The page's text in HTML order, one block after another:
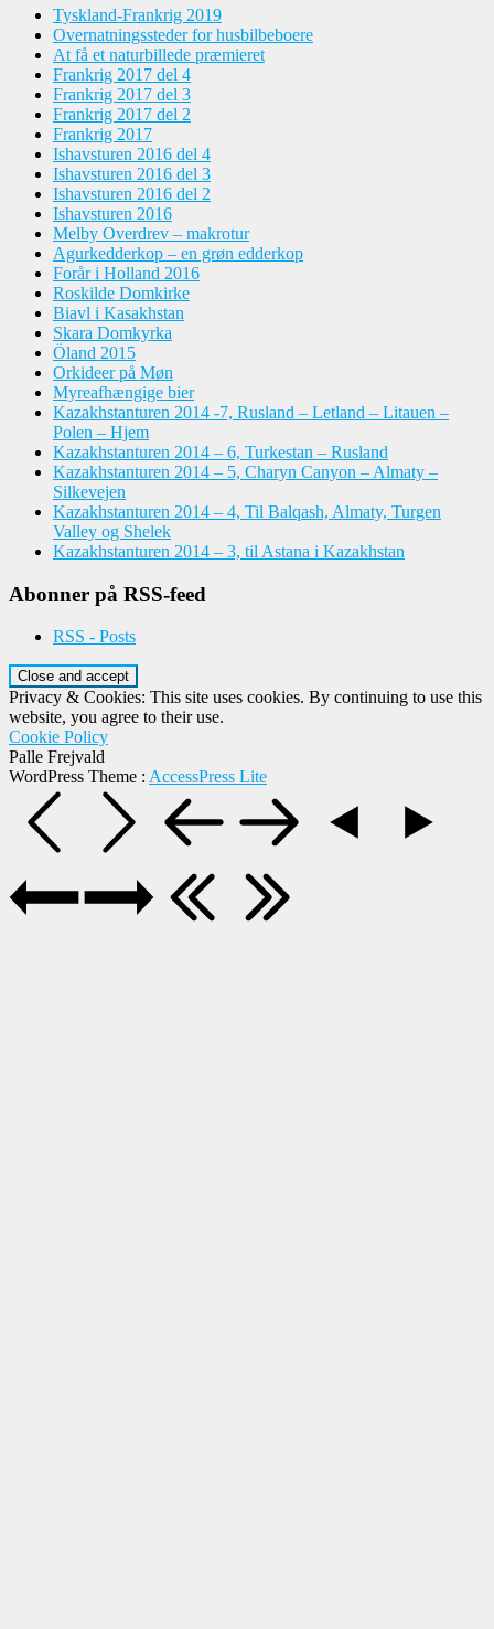
Tyskland-Frankrig 2019
Overnatningssteder for husbilbeboere
At få et naturbillede præmieret
Frankrig 2017 del 4
Frankrig 2017 del 3
Frankrig 2017 del 2
Frankrig 2017
Ishavsturen 2016 del 4
Ishavsturen 2016 del 3
Ishavsturen 2016 del 2
Ishavsturen 2016
Melby Overdrev – makrotur
Agurkedderkop – en grøn edderkop
Forår i Holland 2016
Roskilde Domkirke
Biavl i Kasakhstan
Skara Domkyrka
Öland 2015
Orkideer på Møn
Myreafhængige bier
Kazakhstanturen 2014 -7, Rusland – Letland – Litauen –
Polen – Hjem
Kazakhstanturen 2014 – 6, Turkestan – Rusland
Kazakhstanturen 2014 – 5, Charyn Canyon – Almaty –
Silkevejen
Kazakhstanturen 2014 – 4, Til Balqash, Almaty, Turgen
Valley og Shelek
Kazakhstanturen 2014 – 3, til Astana i Kazakhstan
Abonner på RSS-feed
RSS - Posts
Privacy & Cookies: This site uses cookies. By continuing to use this
website, you agree to their use.
Cookie Policy
Palle Frejvald
WordPress Theme : AccessPress Lite